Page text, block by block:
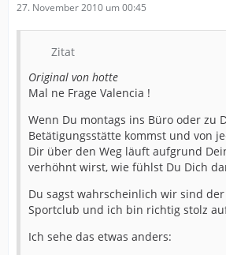
27. November 2010 um 00:45
Zitat
Original von hotte
Mal ne Frage Valencia !
Wenn Du montags ins Büro oder zu
Betätigungsstätte kommst und von
Dir über den Weg läuft aufgrund
verhöhnt wirst, wie fühlst Du Dich
Du sagst wahrscheinlich wir sind
Sportclub und ich bin richtig stolz
Ich sehe das etwas anders: